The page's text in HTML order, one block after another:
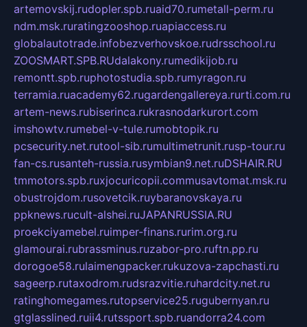
artemovskij.rudopler.spb.ruaid70.rumetall-perm.ru
ndm.msk.ruratingzooshop.ruapiaccess.ru
globalautotrade.infobezverhovskoe.rudrsschool.ru
ZOOSMART.SPB.RUdalakony.rumedikijob.ru
remontt.spb.ruphotostudia.spb.rumyragon.ru
terramia.ruacademy62.rugardengallereya.rurti.com.ru
artem-news.rubiserinca.rukrasnodarkurort.com
imshowtv.rumebel-v-tule.rumobtopik.ru
pcsecurity.net.rutool-sib.rumultimetrunit.rusp-tour.ru
fan-cs.rusanteh-russia.rusymbian9.net.ruDSHAIR.RU
tmmotors.spb.ruxjocuricopii.commusavtomat.msk.ru
obustrojdom.rusovetcik.ruybaranovskaya.ru
ppknews.rucult-alshei.ruJAPANRUSSIA.RU
proekciyamebel.ruimper-finans.rurim.org.ru
glamourai.rubrassminus.ruzabor-pro.ruftn.pp.ru
dorogoe58.rulaimengpacker.rukuzova-zapchasti.ru
sageerp.rutaxodrom.rudsrazvitie.ruhardcity.net.ru
ratinghomegames.rutopservice25.rugubernyan.ru
gtglasslined.ruii4.rutssport.spb.ruandorra24.com